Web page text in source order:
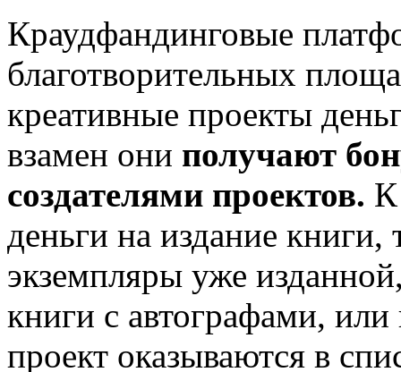
Краудфандинговые
благотворительных
креативные проекты
взамен они получают
создателями проектов. К
деньги на издание книги,
экземпляры уже
книги с автографами,
проект оказываются в